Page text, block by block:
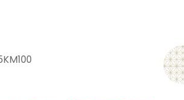
柄の位置が写真とは異なりま
さい。